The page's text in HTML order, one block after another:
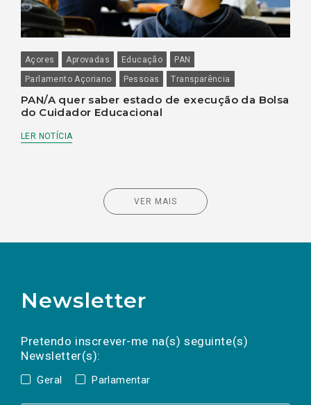
Açores Aprovadas Educação
PAN
Parlamento Açoriano
Pessoas Transparência
PAN/A quer saber estado de execução da Bolsa
do Cuidador Educacional
LER NOTÍCIA
VER MAIS
Newsletter
Pretendo inscrever-me na(s) seguinte(s)
Newsletter(s):
Geral Parlamentar
a(s) newsletter(s).
mail